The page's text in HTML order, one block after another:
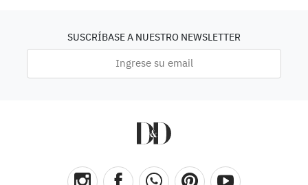
SUSCRÍBASE A NUESTRO NEWSLETTER